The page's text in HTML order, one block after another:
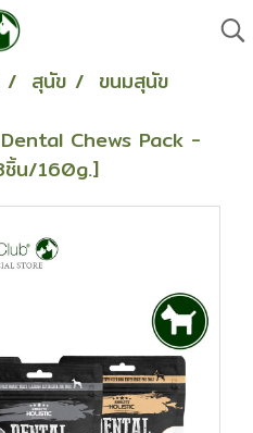
สุนัข
ขนมสุนัข
Chews Pack -
น/160g.]